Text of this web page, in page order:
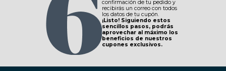
confirmación de tu pedido y
recibirás un correo con todos
los datos de tu cupón.
¡Listo! Siguiendo estos
sencillos pasos, podrás
aprovechar al máximo los
beneficios de nuestros
cupones exclusivos.